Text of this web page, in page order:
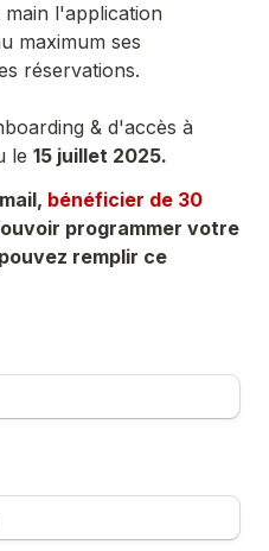
l'application
maximum ses
réservations.
& d'accès à
le 15 juillet 2025.
bénéficier de 30
programmer votre
remplir ce